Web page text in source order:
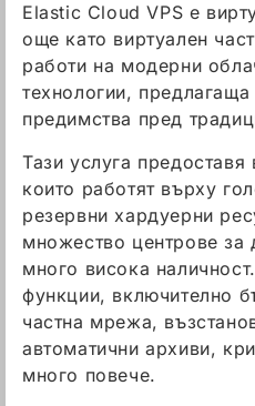
Elastic Cloud VPS е
още като виртуален
работи на модерни
технологии, предлагаща
предимства пред
Тази услуга
които работят върху
резервни хардуерни
множество центрове за
много висока
функции, включително
частна мрежа,
автоматични архиви,
много повече.